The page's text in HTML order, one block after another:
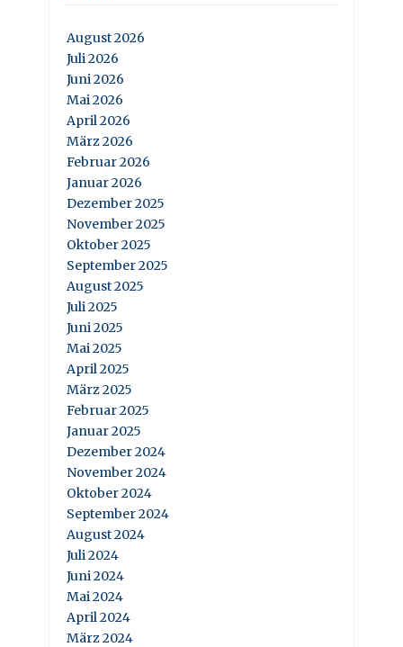
August 2026
Juli 2026
Juni 2026
Mai 2026
April 2026
März 2026
Februar 2026
Januar 2026
Dezember 2025
November 2025
Oktober 2025
September 2025
August 2025
Juli 2025
Juni 2025
Mai 2025
April 2025
März 2025
Februar 2025
Januar 2025
Dezember 2024
November 2024
Oktober 2024
September 2024
August 2024
Juli 2024
Juni 2024
Mai 2024
April 2024
März 2024